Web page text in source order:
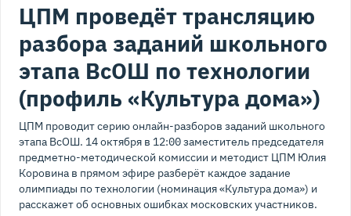
ЦПМ проведёт трансляцию
разбора заданий школьного
этапа ВсОШ по технологии
(профиль «Культура дома»)
ЦПМ проводит серию онлайн-разборов заданий школьного
этапа ВсОШ. 14 октября в 12:00 заместитель председателя
предметно-методической комиссии и методист ЦПМ Юлия
Коровина в прямом эфире разберёт каждое задание
олимпиады по технологии (номинация «Культура дома») и
расскажет об основных ошибках московских участников.